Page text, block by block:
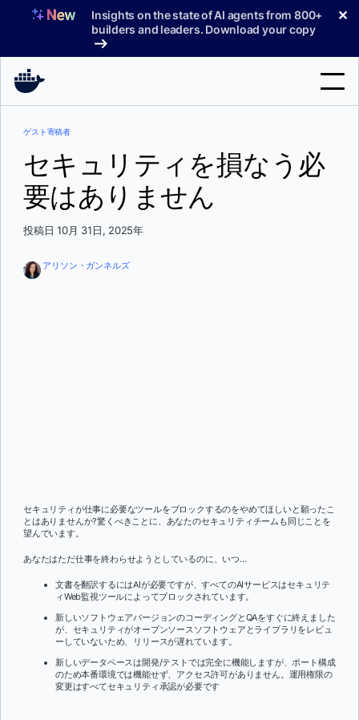
へ
Insights on the state of AI agents from 800+
builders and leaders. Download your copy
✕
製品
サポート
料金プラン
ブログ
ゲスト寄稿者
セキュリティを損なう必
要はありません
投稿日 10月 31日, 2025年
アリソン・ガンネルズ
セキュリティが仕事に必要なツールをブロックするのをやめてほしいと願ったこ
とはありませんか?驚くべきことに、あなたのセキュリティチームも同じことを
望んでいます。
あなたはただ仕事を終わらせようとしているのに、いつ...
文書を翻訳するにはAIが必要ですが、すべてのAIサービスはセキュリテ
ィWeb監視ツールによってブロックされています。
新しいソフトウェアバージョンのコーディングとQAをすぐに終えました
が、セキュリティがオープンソースソフトウェアとライブラリをレビュ
ーしていないため、リリースが遅れています。
新しいデータベースは開発/テストでは完全に機能しますが、ポート構成
のため本番環境では機能せず、アクセス許可がありません。運用権限の
変更はすべてセキュリティ承認が必要です